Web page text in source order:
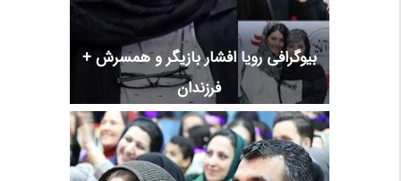
بیوگرافی رویا افشار بازیگر و همسرش +
فرزندان